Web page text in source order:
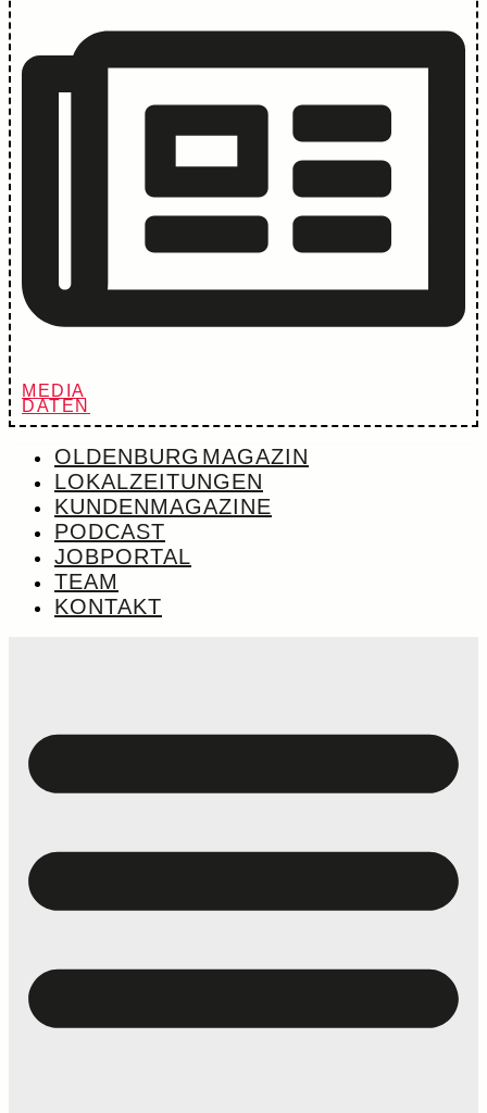
MEDIA
DATEN
OLDENBURG MAGAZIN
LOKALZEITUNGEN
KUNDENMAGAZINE
PODCAST
JOBPORTAL
TEAM
KONTAKT